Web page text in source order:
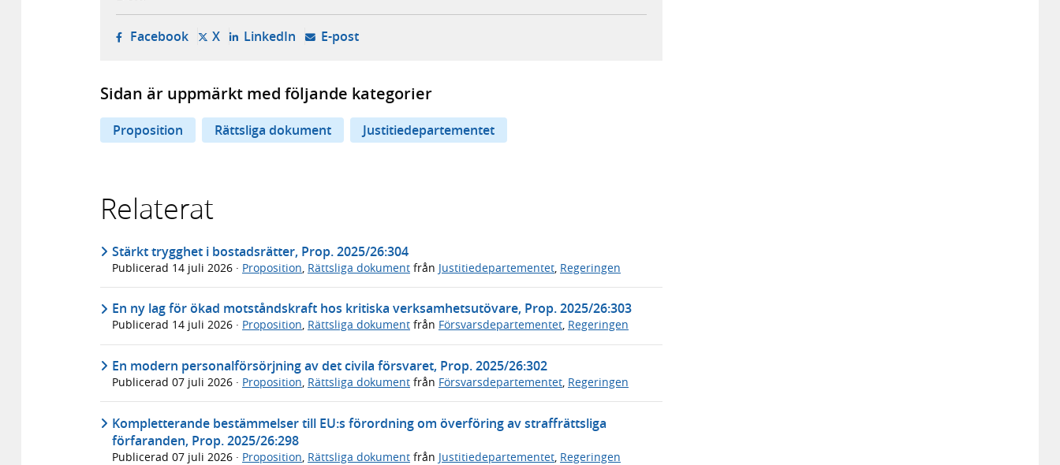
Facebook- öppnas i ny flik, extern webbplats,
X- öppnas i ny flik, extern webbplats,
LinkedIn- öppnas i ny flik, extern webbplats,
E-post- öppnar din e-postklient,
Sidan är uppmärkt med följande kategorier
Proposition Rättsliga dokument Justitiedepartementet
Relaterat
Stärkt trygghet i bostadsrätter, Prop. 2025/26:304
Publicerad 14 juli 2026 · Proposition Rättsliga dokument från Justitiedepartementet Regeringen
En ny lag för ökad motståndskraft hos kritiska verksamhetsutövare, Prop. 2025/26:303
Publicerad 14 juli 2026 · Proposition, Rättsliga dokument från Försvarsdepartementet, Regeringen
En modern personalförsörjning av det civila försvaret, Prop. 2025/26:302
Publicerad 07 juli 2026 · Proposition, Rättsliga dokument från Försvarsdepartementet, Regeringen
Kompletterande bestämmelser till EU:s förordning om överföring av straffrättsliga
förfaranden, Prop. 2025/26:298
Publicerad 07 juli 2026 · Proposition Rättsliga dokument från Justitiedepartementet Regeringen